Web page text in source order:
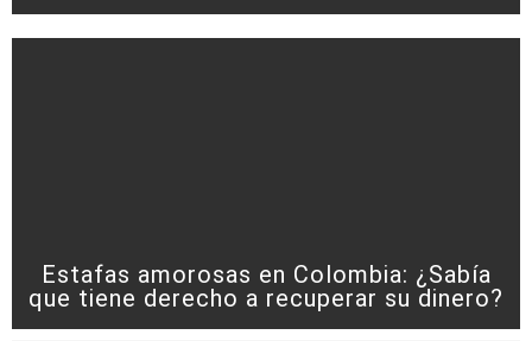
Estafas amorosas en Colombia: ¿Sabía
que tiene derecho a recuperar su dinero?